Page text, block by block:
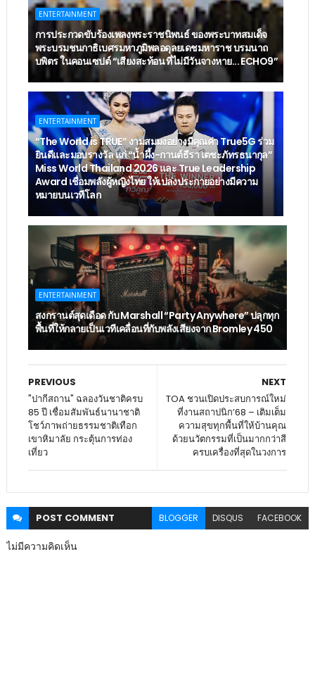
ENTERTAINMENT
การประกวดขับร้องเพลงพระราชนิพนธ์ ของพระบาทสมเด็จ
พระบรมชนกาธิเบศรมหาภูมิพลอดุลยเดชมหาราช บรมนาถ
บพิตร ในคอนเซปต์ “เสียงสะท้อน ที่ไม่มีวันจางหาย... ECHO9”
ENTERTAINMENT
“The World is TRUE” งามสมมงอย่างมีคุณค่า True5G ร่วม
ยินดีและมอบรางวัล แก่ “น้ำผึ้ง-กานต์ธีรา เตชะภัทรธนากุล”
Miss World Thailand 2026 และ True Leadership
Award เชื่อมพลังผู้หญิงไทย ให้เปล่งประกายอย่างมีความ
หมายบนเวทีโลก
ENTERTAINMENT
สงกรานต์สุดเดือด กับ Marshall “Party Anywhere” ปลุกทุก
พื้นที่ให้กลายเป็นเวทีเคลื่อนที่กับพลังเสียงจาก Bromley 450
NEXT
TOA ชวนเปิดประสบการณ์ใหม่
ที่งานสถาปนิก’68 – เติมเต็ม
ความสุขทุกพื้นที่ให้บ้านคุณ
ด้วยนวัตกรรมที่เป็นมากกว่าสี
ครบเครื่องที่สุดในวงการ
PREVIOUS
"ปากีสถาน" ฉลองวันชาติครบ
85 ปี เชื่อมสัมพันธ์นานาชาติ
โชว์ภาพถ่ายธรรมชาติเทือก
เขาหิมาลัย กระตุ้นการท่อง
เที่ยว
POST COMMENT BLOGGER DISQUS FACEBOOK
ไม่มีความคิดเห็น